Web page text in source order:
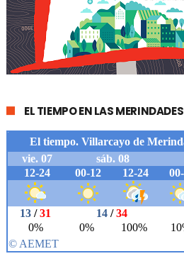
EL TIEMPO EN LAS MERINDADES